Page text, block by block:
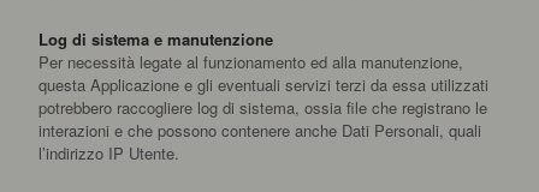
Log di sistema e manutenzione
Per necessità legate al funzionamento ed alla manutenzione,
questa Applicazione e gli eventuali servizi terzi da essa utilizzati
potrebbero raccogliere log di sistema, ossia file che registrano le
interazioni e che possono contenere anche Dati Personali, quali
l’indirizzo IP Utente.